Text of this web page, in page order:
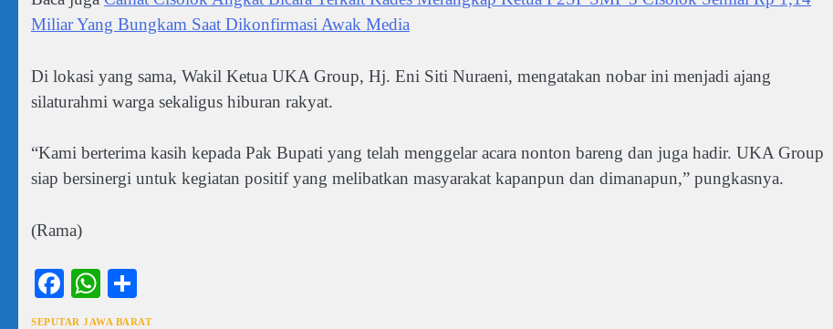
Miliar Yang Bungkam Saat Dikonfirmasi Awak Media
Di lokasi yang sama, Wakil Ketua UKA Group, Hj. Eni Siti Nuraeni, mengatakan nobar ini menjadi ajang
silaturahmi warga sekaligus hiburan rakyat.
“Kami berterima kasih kepada Pak Bupati yang telah menggelar acara nonton bareng dan juga hadir. UKA Group
siap bersinergi untuk kegiatan positif yang melibatkan masyarakat kapanpun dan dimanapun,” pungkasnya.
(Rama)
Facebook
WhatsApp
SEPUTAR JAWA BARAT